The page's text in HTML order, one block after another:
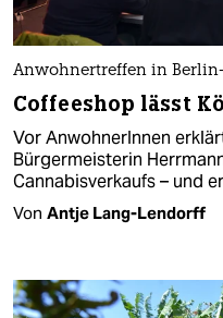
Anwohnertreffen in
Coffeeshop lässt
Vor AnwohnerInnen
Bürgermeisterin
Cannabisverkaufs – und
Von Antje Lang-Lendorff